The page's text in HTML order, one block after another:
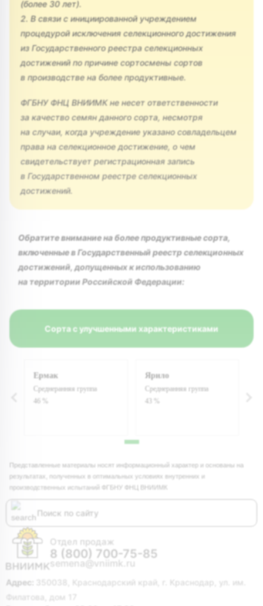
(более 30 лет).
2. В связи с инициированной учреждением
процедурой исключения селекционного достижения
из Государственного реестра селекционных
достижений по причине сортосмены сортов
в производстве на более продуктивные.
ФГБНУ ФНЦ ВНИИМК не несет ответственности
за качество семян данного сорта, несмотря
на случаи, когда учреждение указано совладельцем
права на селекционное достижение, о чем
свидетельствует регистрационная запись
в Государственном реестре селекционных
достижений.
Обратите внимание на более продуктивные сорта,
включенные в Государственный реестр селекционных
достижений, допущенных к использованию
на территории Российской Федерации:
Сорта с улучшенными характеристиками
Ермак
Среднеранняя группа
46 %
Ярило
Среднеранняя группа
43 %
Представленные материалы носят информационный характер и основаны на
результатах, полученных в оптимальных условиях внутренних и
производственных испытаний ФГБНУ ФНЦ ВНИИМК
Отдел продаж
8 (800) 700-75-85
semena@vniimk.ru
Адрес:
350038, Краснодарский край, г. Краснодар, ул. им.
Филатова, дом 17